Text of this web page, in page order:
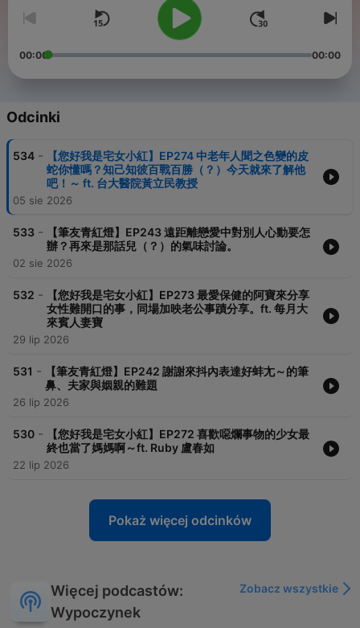
Music: Elvish Presto/64 Sundays/Digital Voyage by Twin
Musicom(twinmusicom.org)
有一些事要找我的話請聯絡王小姐：chunchiawang@gmail.com
00:00 00:00
Odcinki
534 -
【您好我是宅女小紅】EP274 中老年人聞之色變的皮
蛇你懂嗎？知己知彼百戰百勝（？）今天就來了解他
吧！～ ft. 台大醫院黃立民教授
05 sie 2026
533 -
【筆友青紅燈】EP243 遠距離戀愛中對別人心動要怎
辦？再來是那話兒（？）的氣味討論。
02 sie 2026
532 -
【您好我是宅女小紅】EP273 最愛保健的阿寶來分享
女性難開口的事，同場加映老公事蹟分享。ft. 每月大
來賓人妻寶
29 lip 2026
531 -
【筆友青紅燈】EP242 謝謝來抖內表達好蚌尢～的筆
鼻、夫家與姻親的難題
26 lip 2026
530 -
【您好我是宅女小紅】EP272 喜歡噁爛事物的少女最
終也當了媽媽啊～ft. Ruby 盧春如
22 lip 2026
Pokaż więcej odcinków
Więcej podcastów:
Wypoczynek
Zobacz wszystkie